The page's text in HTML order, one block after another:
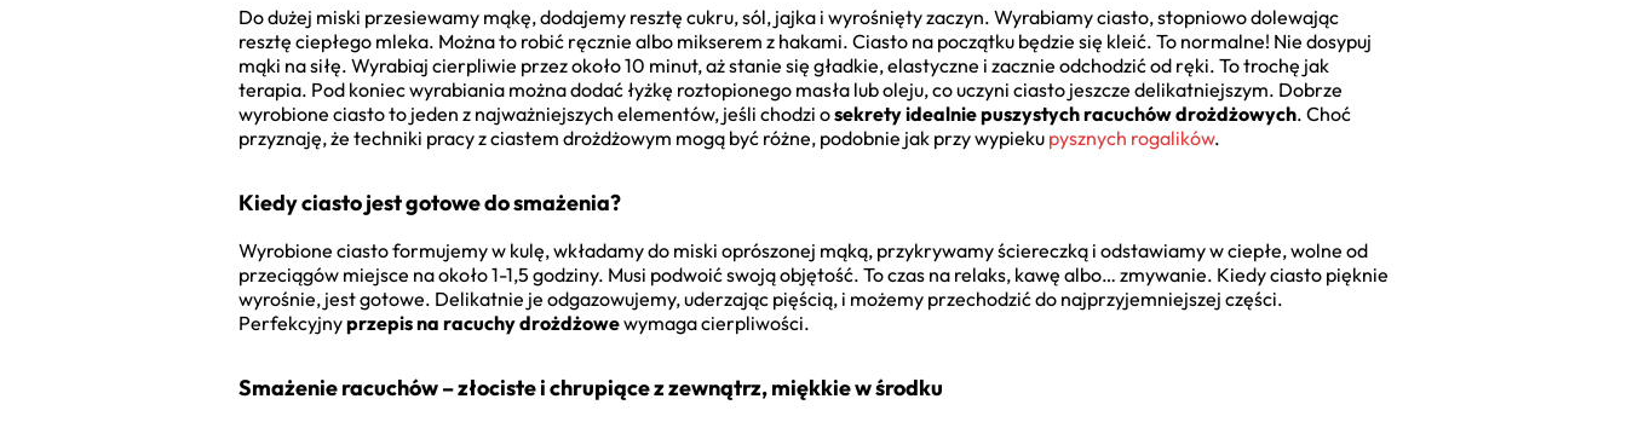
Do dużej miski przesiewamy mąkę, dodajemy resztę cukru, sól, jajka i wyrośnięty zaczyn. Wyrabiamy ciasto, stopniowo dolewając
resztę ciepłego mleka. Można to robić ręcznie albo mikserem z hakami. Ciasto na początku będzie się kleić. To normalne! Nie dosypuj
mąki na siłę. Wyrabiaj cierpliwie przez około 10 minut, aż stanie się gładkie, elastyczne i zacznie odchodzić od ręki. To trochę jak
terapia. Pod koniec wyrabiania można dodać łyżkę roztopionego masła lub oleju, co uczyni ciasto jeszcze delikatniejszym. Dobrze
wyrobione ciasto to jeden z najważniejszych elementów, jeśli chodzi osekrety idealnie puszystych racuchów drożdżowych. Choć
przyznaję, że techniki pracy z ciastem drożdżowym mogą być różne, podobnie jak przy wypieku pysznych rogalików.
Kiedy ciasto jest gotowe do smażenia?
Wyrobione ciasto formujemy w kulę, wkładamy do miski oprószonej mąką, przykrywamy ściereczką i odstawiamy w ciepłe, wolne od
przeciągów miejsce na około 1-1,5 godziny. Musi podwoić swoją objętość. To czas na relaks, kawę albo… zmywanie. Kiedy ciasto pięknie
wyrośnie, jest gotowe. Delikatnie je odgazowujemy, uderzając pięścią, i możemy przechodzić do najprzyjemniejszej części.
Perfekcyjnyprzepis na racuchy drożdżowewymaga cierpliwości.
Smażenie racuchów – złociste i chrupiące z zewnątrz, miękkie w środku